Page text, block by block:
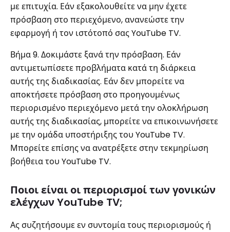
με επιτυχία. Εάν εξακολουθείτε να μην έχετε
πρόσβαση στο περιεχόμενο, ανανεώστε την
εφαρμογή ή τον ιστότοπό σας YouTube TV.
Βήμα 9. Δοκιμάστε ξανά την πρόσβαση. Εάν
αντιμετωπίσετε προβλήματα κατά τη διάρκεια
αυτής της διαδικασίας. Εάν δεν μπορείτε να
αποκτήσετε πρόσβαση στο προηγουμένως
περιορισμένο περιεχόμενο μετά την ολοκλήρωση
αυτής της διαδικασίας, μπορείτε να επικοινωνήσετε
με την ομάδα υποστήριξης του YouTube TV.
Μπορείτε επίσης να ανατρέξετε στην τεκμηρίωση
βοήθεια του YouTube TV.
Ποιοι είναι οι περιορισμοί των γονικών
ελέγχων YouTube TV;
Ας συζητήσουμε εν συντομία τους περιορισμούς ή